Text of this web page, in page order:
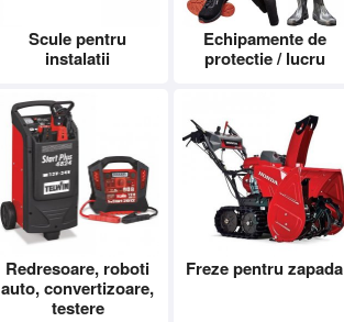
Scule pentru
instalatii
Echipamente de
protectie / lucru
Redresoare, roboti
auto, convertizoare,
testere
Freze pentru zapada